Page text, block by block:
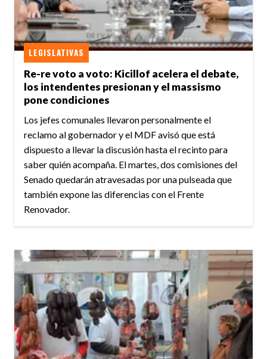
Re-re voto a voto: Kicillof acelera el debate,
los intendentes presionan y el massismo
pone condiciones
LEGISLATIVAS
Los jefes comunales llevaron personalmente el
reclamo al gobernador y el MDF avisó que está
dispuesto a llevar la discusión hasta el recinto para
saber quién acompaña. El martes, dos comisiones del
Senado quedarán atravesadas por una pulseada que
también expone las diferencias con el Frente
Renovador.